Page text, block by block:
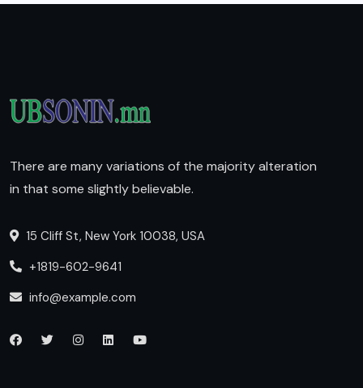
There are many variations of the majority alteration
in that some slightly believable.
15 Cliff St, New York 10038, USA
+1819-602-9641
info@example.com